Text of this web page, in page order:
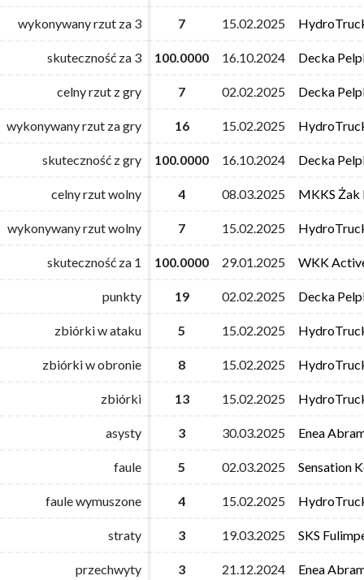
wykonywany rzut za 3 7 15.02.2025
skuteczność za 3 100.0000 16.10.2024 Decka
celny rzut z gry 7 02.02.2025 Decka
wykonywany rzut za gry 16 15.02.2025
skuteczność z gry 100.0000 16.10.2024 Decka
celny rzut wolny 4 08.03.2025 MKKS Żak
wykonywany rzut wolny 7 15.02.2025
skuteczność za 1 100.0000 29.01.2025 WKK
punkty 19 02.02.2025 Decka
zbiórki w ataku 5 15.02.2025
zbiórki w obronie 8 15.02.2025
zbiórki 13 15.02.2025
asysty 3 30.03.2025 Enea
faule 5 02.03.2025 Sensation
faule wymuszone 4 15.02.2025
straty 3 19.03.2025 SKS
przechwyty 3 21.12.2024 Enea
wykonywany rzut za 3 7 15.02.2025
skuteczność za 3 100.0000 16.10.2024 Decka
celny rzut z gry 7 02.02.2025 Decka
wykonywany rzut za gry 16 15.02.2025
skuteczność z gry 100.0000 16.10.2024 Decka
celny rzut wolny 4 08.03.2025 MKKS Żak
wykonywany rzut wolny 7 15.02.2025
skuteczność za 1 100.0000 29.01.2025 WKK
punkty 19 02.02.2025 Decka
zbiórki w ataku 5 15.02.2025
zbiórki w obronie 8 15.02.2025
zbiórki 13 15.02.2025
asysty 3 30.03.2025 Enea
faule 5 02.03.2025 Sensation
faule wymuszone 4 15.02.2025
straty 3 19.03.2025 SKS
przechwyty 3 21.12.2024 Enea